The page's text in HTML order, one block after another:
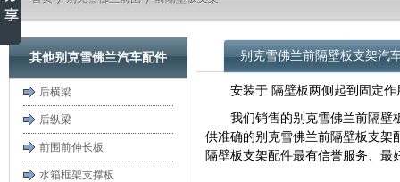
其他别克雪佛兰汽车配件
后横梁
后纵梁
前围前伸长板
水箱框架支撑板
别克雪佛兰前隔壁板支架汽
安装于 隔壁板两侧起到固定作
我们销售的别克雪佛兰前隔壁
供准确的别克雪佛兰前隔壁板支架
隔壁板支架配件最有信誉服务、最